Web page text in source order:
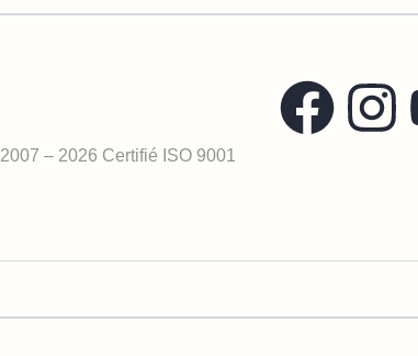
2007 – 2026 Certifié ISO 9001